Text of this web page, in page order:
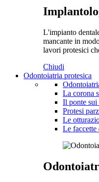
L'impianto
mancante in
lavori protesici
Chiudi
Odontoiatria protesica
La corona
Il ponte sui
Protesi
Le
Le faccette